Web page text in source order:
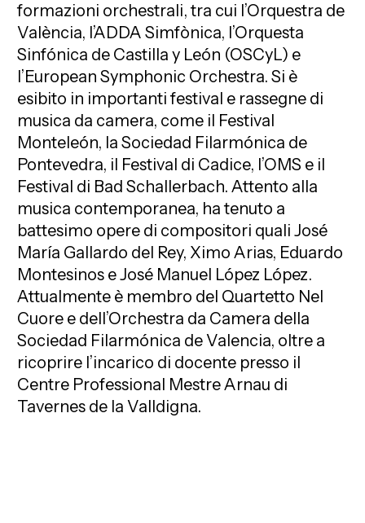
formazioni orchestrali, tra cui l’Orquestra de
València, l’ADDA Simfònica, l’Orquesta
Sinfónica de Castilla y León (OSCyL) e
l’European Symphonic Orchestra. Si è
esibito in importanti festival e rassegne di
musica da camera, come il Festival
Monteleón, la Sociedad Filarmónica de
Pontevedra, il Festival di Cadice, l’OMS e il
Festival di Bad Schallerbach. Attento alla
musica contemporanea, ha tenuto a
battesimo opere di compositori quali José
María Gallardo del Rey, Ximo Arias, Eduardo
Montesinos e José Manuel López López.
Attualmente è membro del Quartetto Nel
Cuore e dell’Orchestra da Camera della
Sociedad Filarmónica de Valencia, oltre a
ricoprire l’incarico di docente presso il
Centre Professional Mestre Arnau di
Tavernes de la Valldigna.